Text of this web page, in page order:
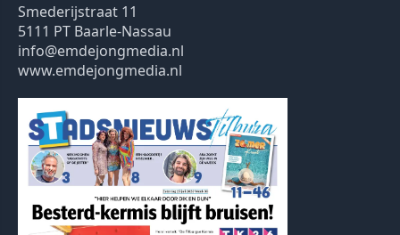
Smederijstraat 11
5111 PT Baarle-Nassau
info@emdejongmedia.nl
www.emdejongmedia.nl